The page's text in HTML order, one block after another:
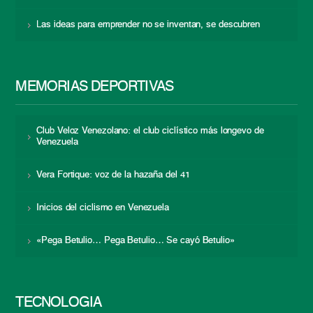
Las ideas para emprender no se inventan, se descubren
MEMORIAS DEPORTIVAS
Club Veloz Venezolano: el club ciclístico más longevo de
Venezuela
Vera Fortique: voz de la hazaña del 41
Inicios del ciclismo en Venezuela
«Pega Betulio… Pega Betulio… Se cayó Betulio»
TECNOLOGÍA